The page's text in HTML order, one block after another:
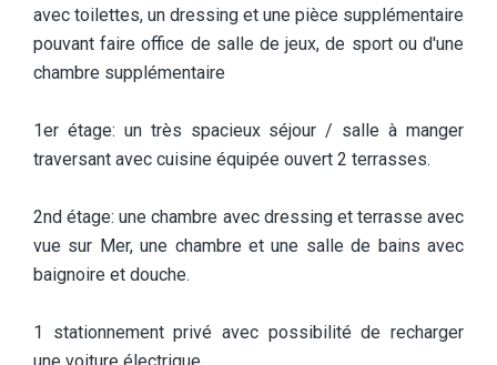
avec toilettes, un dressing et une pièce supplémentaire
pouvant faire office de salle de jeux, de sport ou d'une
chambre supplémentaire
1er étage: un très spacieux séjour / salle à manger
traversant avec cuisine équipée ouvert 2 terrasses.
2nd étage: une chambre avec dressing et terrasse avec
vue sur Mer, une chambre et une salle de bains avec
baignoire et douche.
1 stationnement privé avec possibilité de recharger